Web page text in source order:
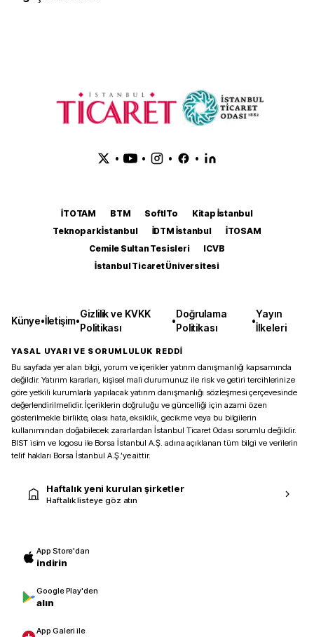
• • • •
İTOTAM BTM SoftITo
Kitap İstanbul
Teknopark İstanbul
İDTM İstanbul
İTOSAM
Cemile Sultan Tesisleri
ICVB
İstanbul Ticaret Üniversitesi
Künye•İletişim•
Gizlilik ve KVKK
Politikası
•
Doğrulama
Politikası
•
Yayın
İlkeleri
YASAL UYARI VE SORUMLULUK REDDİ
Bu sayfada yer alan bilgi, yorum ve içerikler yatırım danışmanlığı kapsamında
değildir. Yatırım kararları, kişisel mali durumunuz ile risk ve getiri tercihlerinize
göre yetkili kurumlarla yapılacak yatırım danışmanlığı sözleşmesi çerçevesinde
değerlendirilmelidir. İçeriklerin doğruluğu ve güncelliği için azami özen
gösterilmekle birlikte, olası hata, eksiklik, gecikme veya bu bilgilerin
kullanımından doğabilecek zararlardan İstanbul Ticaret Odası sorumlu değildir.
BIST isim ve logosu ile Borsa İstanbul A.Ş. adına açıklanan tüm bilgi ve verilerin
telif hakları Borsa İstanbul A.Ş.’ye aittir.
Haftalık yeni kurulan şirketler
Haftalık listeye göz atın
App Store'dan
indirin
Google Play'den
alın
App Galeri ile